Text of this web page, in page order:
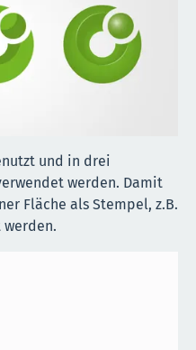
und in drei
werden. Damit
Fläche als Stempel, z.B.
werden.